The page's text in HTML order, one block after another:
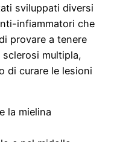
sviluppati diversi
infiammatori che
provare a tenere
multipla,
di curare le lesioni
la mielina